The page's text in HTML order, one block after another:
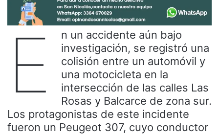
E
n un accidente aún bajo
investigación, se registró una
colisión entre un automóvil y
una motocicleta en la
intersección de las calles Las
Rosas y Balcarce de zona sur.
Los protagonistas de este incidente
fueron un Peugeot 307, cuyo conductor